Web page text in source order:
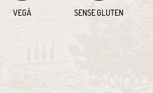
VEGÀ SENSE GLUTEN